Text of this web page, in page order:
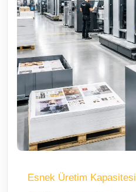
Esnek Üretim Kapasitesi